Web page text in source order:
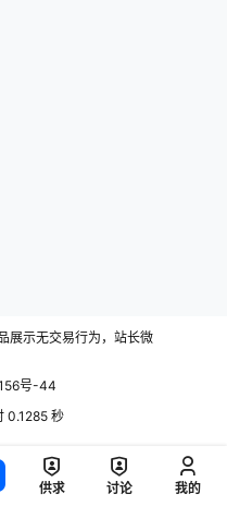
展示无交易行为，站长微
号-44
0.1285 秒
供求 讨论 我的